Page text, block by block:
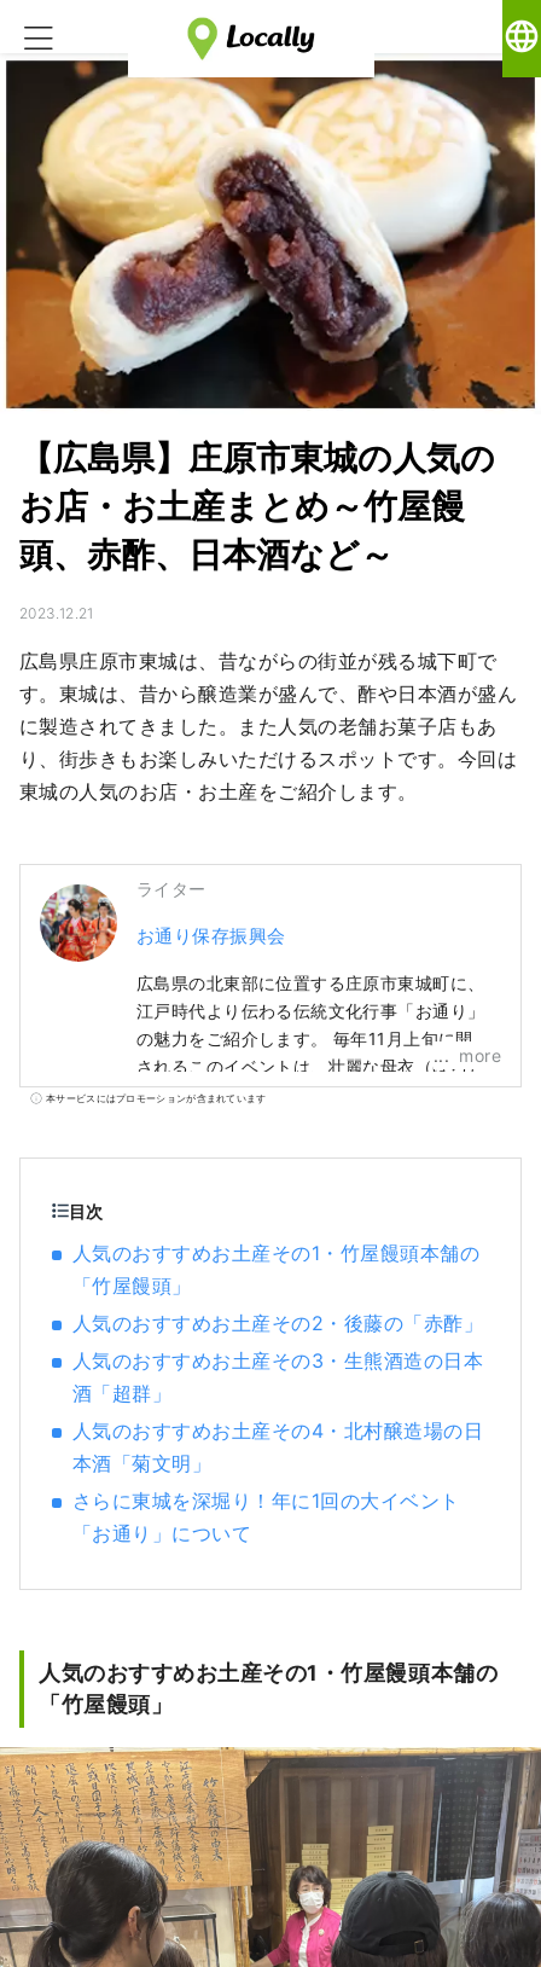
language
【広島県】庄原市東城の人気の
お店・お土産まとめ～竹屋饅
頭、赤酢、日本酒など～
2023.12.21
広島県庄原市東城は、昔ながらの街並が残る城下町で
す。東城は、昔から醸造業が盛んで、酢や日本酒が盛ん
に製造されてきました。また人気の老舗お菓子店もあ
り、街歩きもお楽しみいただけるスポットです。今回は
東城の人気のお店・お土産をご紹介します。
ライター
お通り保存振興会
広島県の北東部に位置する庄原市東城町に、
江戸時代より伝わる伝統文化行事「お通り」
の魅力をご紹介します。 毎年11月上旬に開催
されるこのイベントは、壮麗な母衣（ほろ）
と呼ばれる衣装を身に纏った母衣衆や、かわ
more
本サービスにはプロモーションが含まれています
目次
人気のおすすめお土産その1・竹屋饅頭本舗の
「竹屋饅頭」
人気のおすすめお土産その2・後藤の「赤酢」
人気のおすすめお土産その3・生熊酒造の日本
酒「超群」
人気のおすすめお土産その4・北村醸造場の日
本酒「菊文明」
さらに東城を深堀り！年に1回の大イベント
「お通り」について
人気のおすすめお土産その1・竹屋饅頭本舗の
「竹屋饅頭」